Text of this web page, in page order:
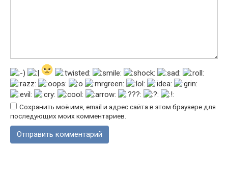
Сохранить моё имя, email и адрес сайта в этом браузере для
последующих моих комментариев.